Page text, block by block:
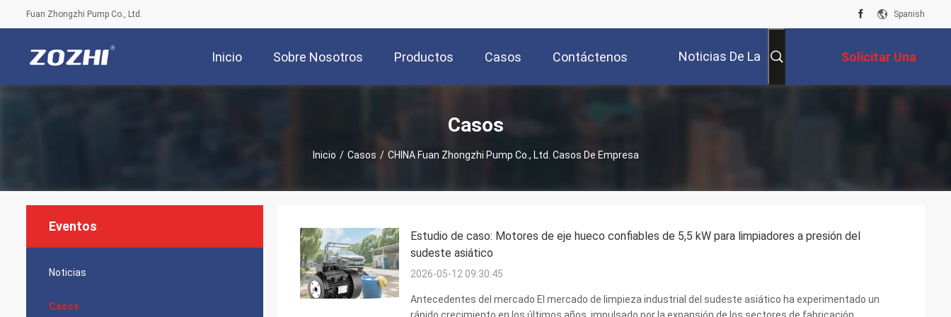
Fuan Zhongzhi Pump Co., Ltd. Spanish
Inicio Sobre Nosotros Productos Casos Contáctenos Noticias De La Solicitar Una
Cotización
Casos
Inicio / Casos / CHINA Fuan Zhongzhi Pump Co., Ltd. Casos De Empresa
Eventos
Noticias
Casos
Estudio de caso: Motores de eje hueco confiables de 5,5 kW para limpiadores a presión del
sudeste asiático
2026-05-12 09:30:45
Antecedentes del mercado El mercado de limpieza industrial del sudeste asiático ha experimentado un